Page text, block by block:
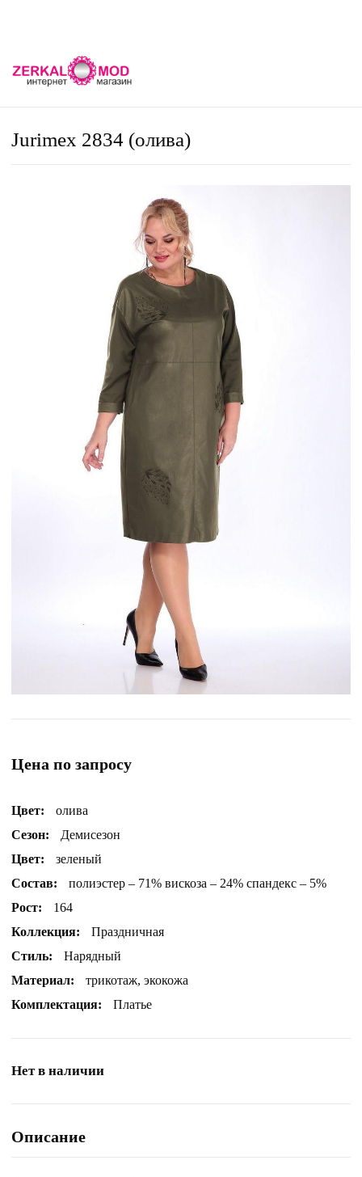
Jurimex 2834 (олива)
Цена по запросу
Цвет:
олива
Сезон:
Демисезон
Цвет:
зеленый
Состав:
полиэстер – 71% вискоза – 24% спандекс – 5%
Рост:
164
Коллекция:
Праздничная
Стиль:
Нарядный
Материал:
трикотаж, экокожа
Комплектация:
Платье
Нет в наличии
Описание